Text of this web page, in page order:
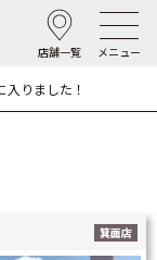
店舗一覧 メニュー
りました！
箕面店